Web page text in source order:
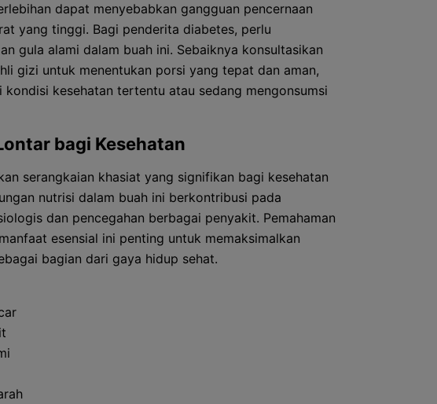
dapat menyebabkan gangguan pencernaan
yang tinggi. Bagi penderita diabetes, perlu
gula alami dalam buah ini. Sebaiknya konsultasikan
gizi untuk menentukan porsi yang tepat dan aman,
kesehatan tertentu atau sedang mengonsumsi
bagi Kesehatan
serangkaian khasiat yang signifikan bagi kesehatan
nutrisi dalam buah ini berkontribusi pada
dan pencegahan berbagai penyakit. Pemahaman
esensial ini penting untuk memaksimalkan
bagian dari gaya hidup sehat.